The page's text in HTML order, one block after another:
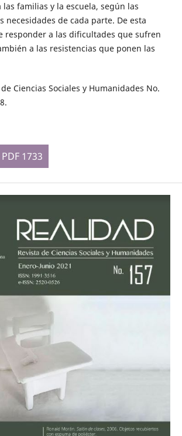
familias y la escuela, según las
necesidades de cada parte. De esta
responder a las dificultades que sufren
a las resistencias que ponen las
Ciencias Sociales y Humanidades No.
PDF 1733